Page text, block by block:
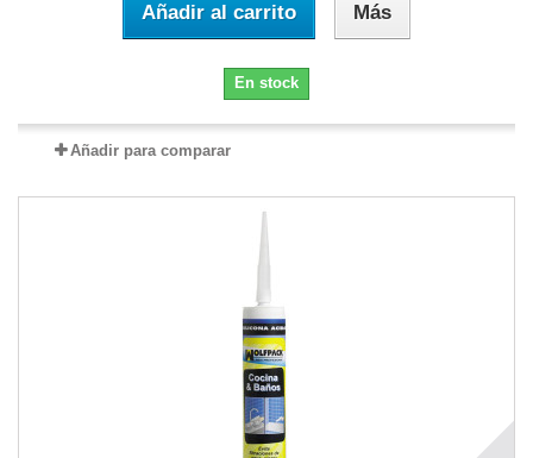
Añadir al carrito Más
En stock
Añadir para comparar